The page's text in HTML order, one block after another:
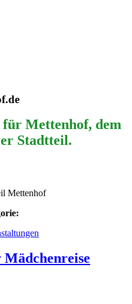
Mettenhof, dem
Stadtteil.
Mettenhof